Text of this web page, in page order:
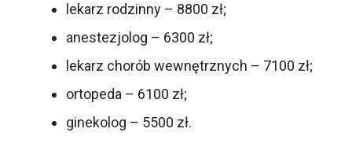
lekarz rodzinny – 8800 zł;
anestezjolog – 6300 zł;
lekarz chorób wewnętrznych – 7100 zł;
ortopeda – 6100 zł;
ginekolog – 5500 zł.